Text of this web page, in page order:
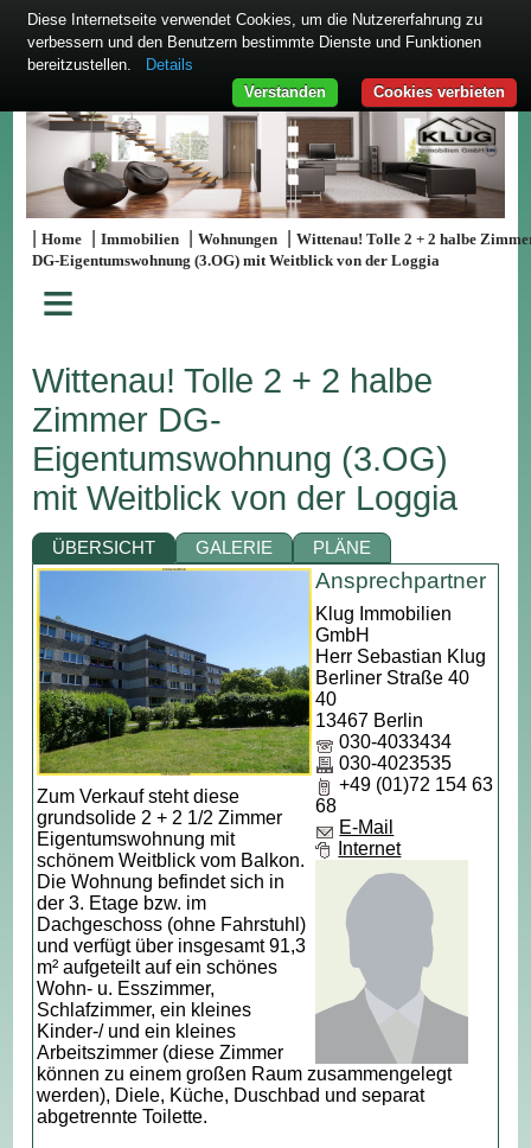
|Home |Immobilien |Wohnungen |Wittenau! Tolle 2 + 2 halbe
DG-Eigentumswohnung (3.OG) mit Weitblick von der Loggia
≡
Wittenau! Tolle 2 + 2 halbe
Zimmer DG-
Eigentumswohnung (3.OG)
mit Weitblick von der Loggia
ÜBERSICHT GALERIE PLÄNE
Ansprechpartner
Klug Immobilien
GmbH
Herr Sebastian Klug
Berliner Straße 40
40
13467 Berlin
030-4033434
030-4023535
+49 (01)72 154 63
68
E-Mail
Internet
Zum Verkauf steht diese
grundsolide 2 + 2 1/2 Zimmer
Eigentumswohnung mit
schönem Weitblick vom Balkon.
Die Wohnung befindet sich in
der 3. Etage bzw. im
Dachgeschoss (ohne Fahrstuhl)
und verfügt über insgesamt 91,3
m² aufgeteilt auf ein schönes
Wohn- u. Esszimmer,
Schlafzimmer, ein kleines
Kinder-/ und ein kleines
Arbeitszimmer (diese Zimmer
können zu einem großen Raum zusammengelegt
werden), Diele, Küche, Duschbad und separat
abgetrennte Toilette.
Diese Internetseite verwendet Cookies, um die Nutzererfahrung zu
verbessern und den Benutzern bestimmte Dienste und Funktionen
bereitzustellen.
Details
Cookies verbieten
Verstanden